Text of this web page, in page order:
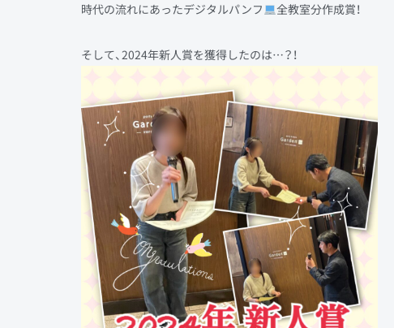
時代の流れにあったデジタルパンフ
全教室分作成賞！
そして、2024年新人賞を獲得したのは…？！